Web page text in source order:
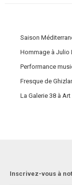
Saison
Hommage à Julio
Performance
Fresque de
La Galerie 38 à Art
Inscrivez-vous à